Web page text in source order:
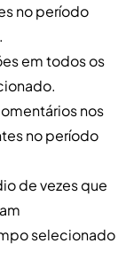
no período
em todos os
nos
no período
de vezes que
selecionado